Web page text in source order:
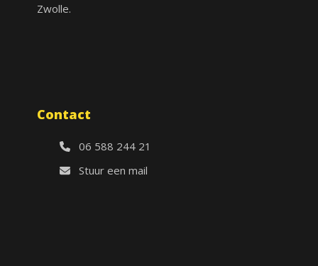
Zwolle.
Contact
06 588 244 21
Stuur een mail